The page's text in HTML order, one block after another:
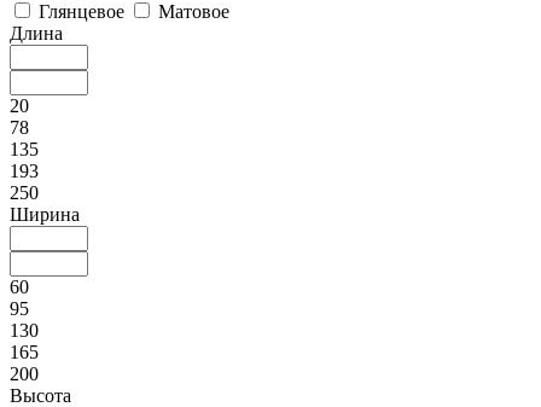
Глянцевое
Матовое
Длина
20
78
135
193
250
Ширина
60
95
130
165
200
Высота